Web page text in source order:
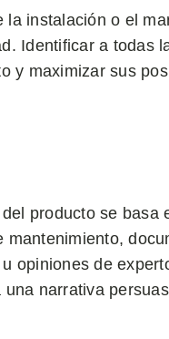
instalación o el
Identificar a todas
y maximizar sus
producto se basa
opiniones de
narrativa